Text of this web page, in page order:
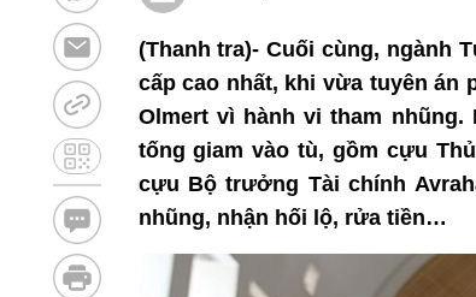
(Thanh tra)- Cuối cùng, ngành
cấp cao nhất, khi vừa tuyên án
Olmert vì hành vi tham
tống giam vào tù, gồm cựu
cựu Bộ trưởng Tài chính
nhũng, nhận hối lộ, rửa tiền…